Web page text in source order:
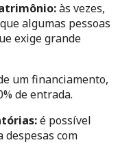
às vezes,
algumas pessoas
exige grande
um financiamento,
de entrada.
é possível
com